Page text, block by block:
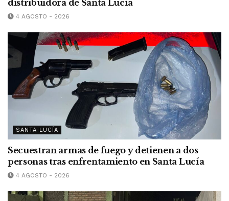
distribuidora de Santa Lucía
4 AGOSTO - 2026
SANTA LUCÍA
Secuestran armas de fuego y detienen a dos
personas tras enfrentamiento en Santa Lucía
4 AGOSTO - 2026